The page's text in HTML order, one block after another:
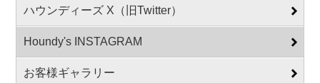
ハウンディーズ X（旧Twitter）
Houndy's INSTAGRAM
お客様ギャラリー